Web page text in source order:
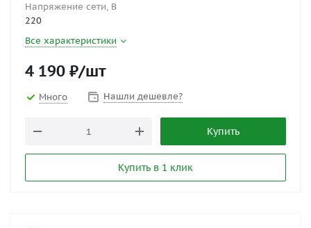
Напряжение сети, В
220
Все характеристики
4 190 ₽/шт
Много Нашли дешевле?
Купить
Купить в 1 клик